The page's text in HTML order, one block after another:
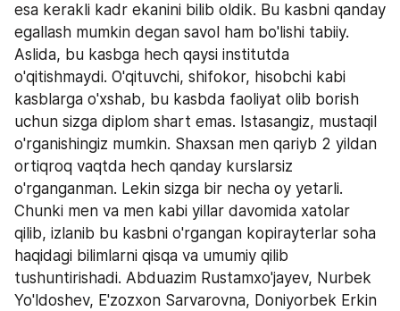
esa kerakli kadr ekanini bilib oldik. Bu kasbni qanday
egallash mumkin degan savol ham bo'lishi tabiiy.
Aslida, bu kasbga hech qaysi institutda
o'qitishmaydi. O'qituvchi, shifokor, hisobchi kabi
kasblarga o'xshab, bu kasbda faoliyat olib borish
uchun sizga diplom shart emas. Istasangiz, mustaqil
o'rganishingiz mumkin. Shaxsan men qariyb 2 yildan
ortiqroq vaqtda hech qanday kurslarsiz
o'rganganman. Lekin sizga bir necha oy yetarli.
Chunki men va men kabi yillar davomida xatolar
qilib, izlanib bu kasbni o'rgangan kopirayterlar soha
haqidagi bilimlarni qisqa va umumiy qilib
tushuntirishadi. Abduazim Rustamxo'jayev, Nurbek
Yo'ldoshev, E'zozxon Sarvarovna, Doniyorbek Erkin